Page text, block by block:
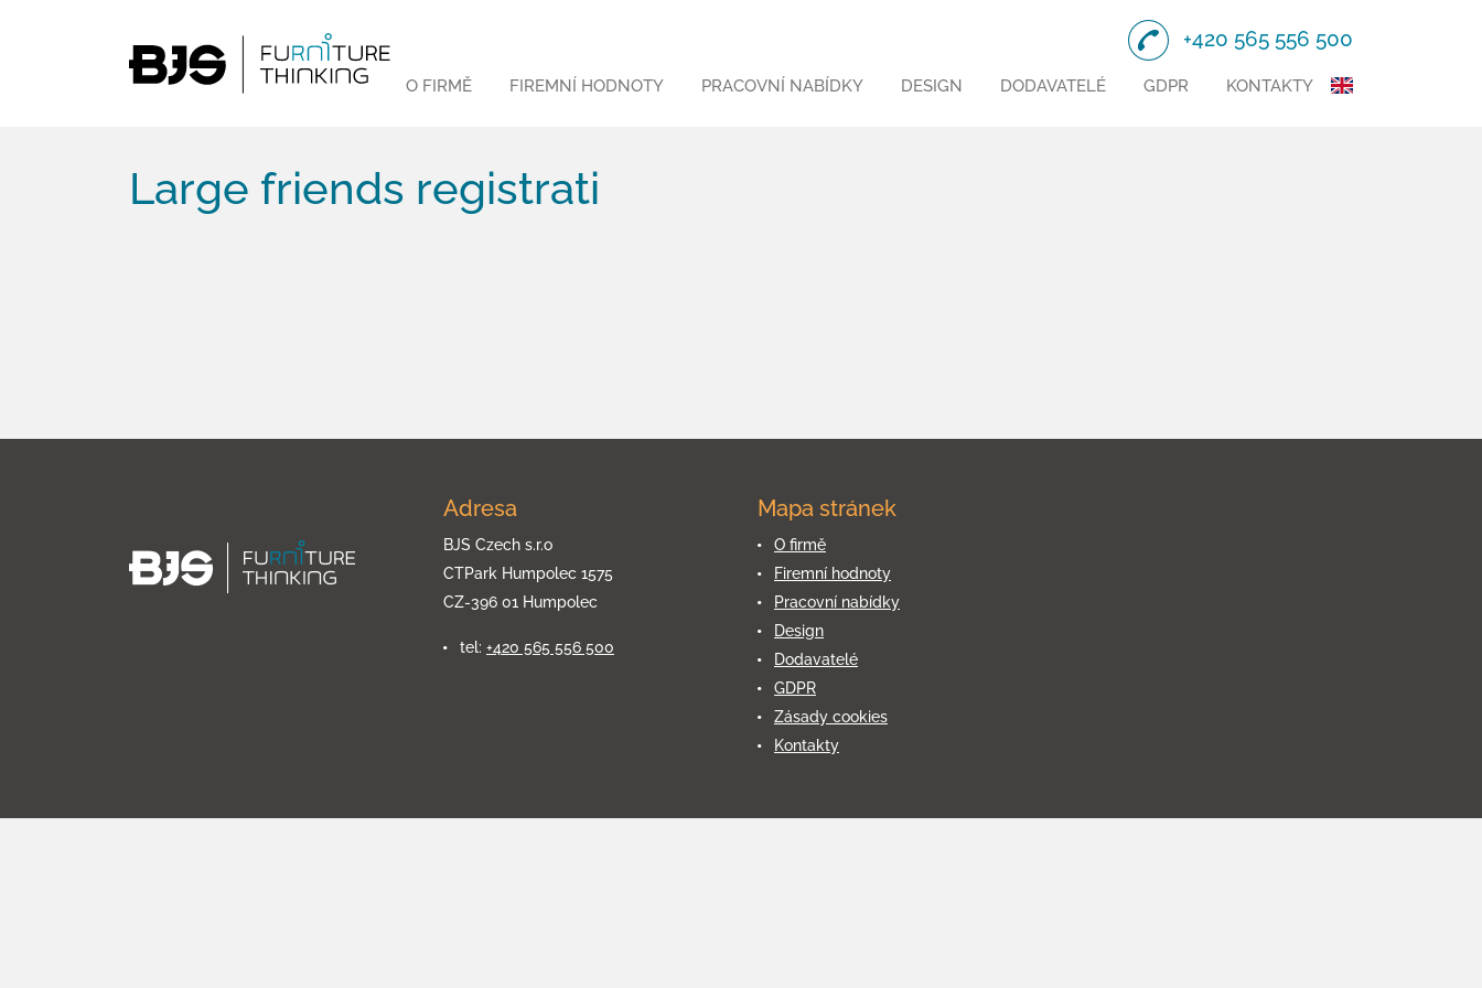
+420 565 556 500
O FIRMĚ FIREMNÍ HODNOTY PRACOVNÍ NABÍDKY DESIGN DODAVATELÉ GDPR KONTAKTY
Large friends registrati
Adresa
BJS Czech s.r.o
CTPark Humpolec 1575
CZ-396 01 Humpolec
tel: +420 565 556 500
Mapa stránek
O firmě
Firemní hodnoty
Pracovní nabídky
Design
Dodavatelé
GDPR
Zásady cookies
Kontakty